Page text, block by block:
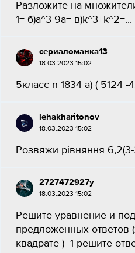
Разложите на
1= б)а^3-9а= в)k^3+k^2=...
сериаломанка13
18.03.2023 15:02
5класс n 1834 a) ( 5124
lehakharitonov
18.03.2023 15:02
Розвяжи рівняння 6,2(3-
2727472927у
18.03.2023 15:02
Решите уравнение и
предложенных ответов
квадрате )- 1 решите